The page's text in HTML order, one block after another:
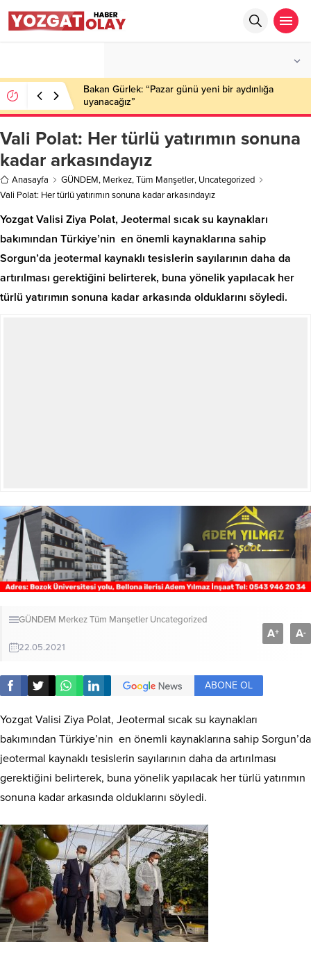
Bakan Gürlek: “Pazar günü yeni bir aydınlığa
uyanacağız”
Vali Polat: Her türlü yatırımın sonuna
kadar arkasındayız
Anasayfa GÜNDEM, Merkez,Tüm Manşetler, Uncategorized
Vali Polat: Her türlü yatırımın sonuna kadar arkasındayız
Yozgat Valisi Ziya Polat, Jeotermal sıcak su kaynakları
bakımından Türkiye’nin en önemli kaynaklarına sahip
Sorgun’da jeotermal kaynaklı tesislerin sayılarının daha da
artırılması gerektiğini belirterek, buna yönelik yapılacak her
türlü yatırımın sonuna kadar arkasında olduklarını söyledi.
GÜNDEM MerkezTüm Manşetler Uncategorized
22.05.2021
A+ A-
ABONE OL
Yozgat Valisi Ziya Polat, Jeotermal sıcak su kaynakları
bakımından Türkiye’nin en önemli kaynaklarına sahip Sorgun’da
jeotermal kaynaklı tesislerin sayılarının daha da artırılması
gerektiğini belirterek, buna yönelik yapılacak her türlü yatırımın
sonuna kadar arkasında olduklarını söyledi.